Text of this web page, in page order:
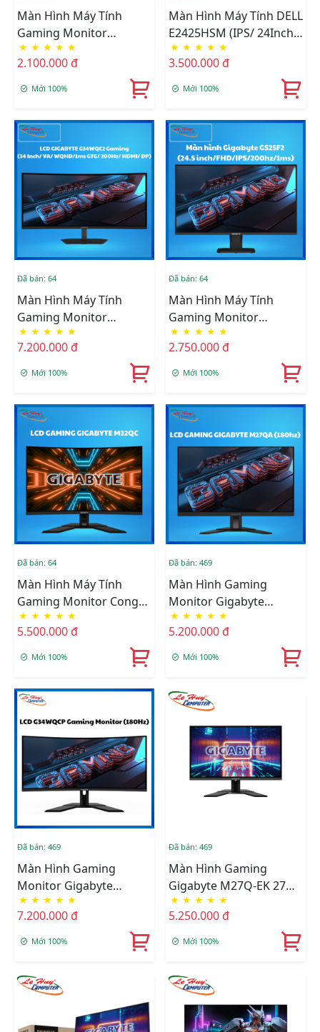
Màn Hình Máy Tính
Gaming Monitor
Gigabyte GS25F14 (24.5
Inch/ IPS/ FHD/ 144Hz/
HDMI/ DP)
★ ★ ★ ★ ★
2.100.000 đ
Mới 100%
Màn Hình Máy Tính DELL
E2425HSM (IPS/ 24Inch/
FHD/ 100Hz)
★ ★ ★ ★ ★
3.500.000 đ
Mới 100%
Đã bán: 64
Màn Hình Máy Tính
Gaming Monitor
Gigabyte G34WQC2 (34
Inch/ VA/ WQHD/1ms
GTG/ 200Hz/ HDMI/ DP)
★ ★ ★ ★ ★
7.200.000 đ
Mới 100%
Đã bán: 64
Màn Hình Máy Tính
Gaming Monitor
Gigabyte GS25F2 (24.5
Inch/ FHD/ IPS/ 200hz/
1ms/ HDMI/ DP)
★ ★ ★ ★ ★
2.750.000 đ
Mới 100%
Đã bán: 64
Màn Hình Máy Tính
Gaming Monitor Cong
GIGABYTE M32QC (31.5
Inch - QHD - VA - 165Hz)
★ ★ ★ ★ ★
5.500.000 đ
Mới 100%
Đã bán: 469
Màn Hình Gaming
Monitor Gigabyte
M27QA (27
Inch/QHD/IPS/180hz/1ms)
★ ★ ★ ★ ★
5.200.000 đ
Mới 100%
Đã bán: 469
Màn Hình Gaming
Monitor Gigabyte
G34WQCP (34 Inch/ 3440
X 1440/ VA/ 180Hz 1ms)
★ ★ ★ ★ ★
7.200.000 đ
Mới 100%
Đã bán: 469
Màn Hình Gaming
Gigabyte M27Q-EK 27
Inch QHD 2K IPS 170Hz
0.5ms Freesync
★ ★ ★ ★ ★
5.250.000 đ
Mới 100%